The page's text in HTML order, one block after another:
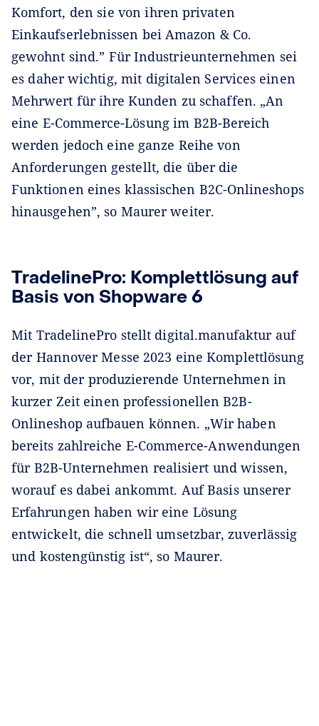
Komfort, den sie von ihren privaten
Einkaufserlebnissen bei Amazon & Co.
gewohnt sind.” Für Industrieunternehmen sei
es daher wichtig, mit digitalen Services einen
Mehrwert für ihre Kunden zu schaffen. „An
eine E-Commerce-Lösung im B2B-Bereich
werden jedoch eine ganze Reihe von
Anforderungen gestellt, die über die
Funktionen eines klassischen B2C-Onlineshops
hinausgehen”, so Maurer weiter.
TradelinePro: Komplettlösung auf
Basis von Shopware 6
Mit TradelinePro stellt digital.manufaktur auf
der Hannover Messe 2023 eine Komplettlösung
vor, mit der produzierende Unternehmen in
kurzer Zeit einen professionellen B2B-
Onlineshop aufbauen können. „Wir haben
bereits zahlreiche E-Commerce-Anwendungen
für B2B-Unternehmen realisiert und wissen,
worauf es dabei ankommt. Auf Basis unserer
Erfahrungen haben wir eine Lösung
entwickelt, die schnell umsetzbar, zuverlässig
und kostengünstig ist“, so Maurer.